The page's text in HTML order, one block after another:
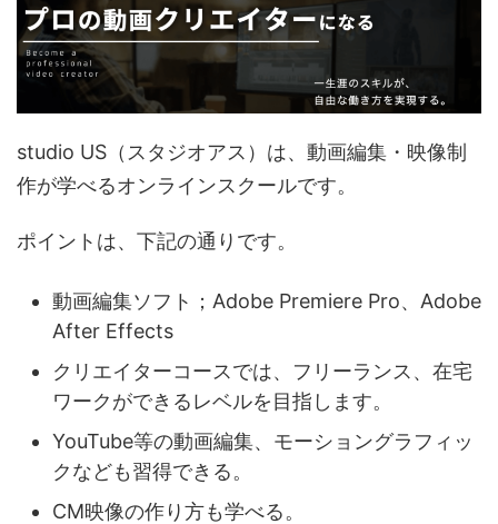
studio US（スタジオアス）は、動画編集・映像制
作が学べるオンラインスクールです。
ポイントは、下記の通りです。
動画編集ソフト；Adobe Premiere Pro、Adobe
After Effects
クリエイターコースでは、フリーランス、在宅
ワークができるレベルを目指します。
YouTube等の動画編集、モーショングラフィッ
クなども習得できる。
CM映像の作り方も学べる。